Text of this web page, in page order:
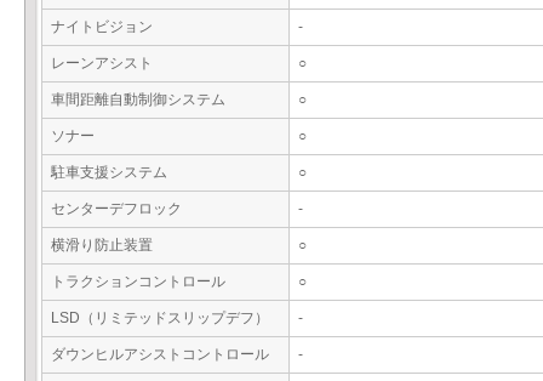
ナイトビジョン -
レーンアシスト ○
車間距離自動制御システム ○
ソナー ○
駐車支援システム ○
センターデフロック -
横滑り防止装置 ○
トラクションコントロール ○
LSD（リミテッドスリップデフ） -
ダウンヒルアシストコントロール -